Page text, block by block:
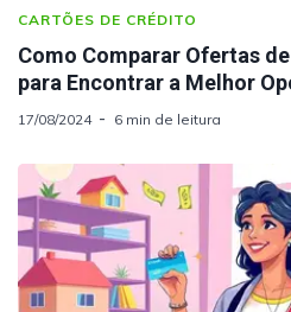
CARTÕES DE CRÉDITO
Como Comparar Ofertas
para Encontrar a Melhor
17/08/2024 6 min de leitura